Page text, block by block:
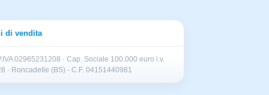
di vendita
02965231208 · Cap. Sociale 100.000 euro i.v.
· Roncadelle (BS) - C.F. 04151440981